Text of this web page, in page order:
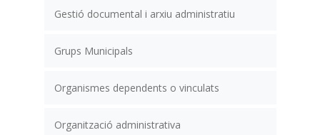
Gestió documental i arxiu administratiu
Grups Municipals
Organismes dependents o vinculats
Organització administrativa